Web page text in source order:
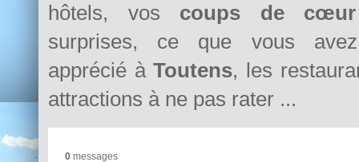
hôtels, vos coups de cœur
surprises, ce que vous avez
apprécié àToutens, les
attractions à ne pas rater ...
0messages